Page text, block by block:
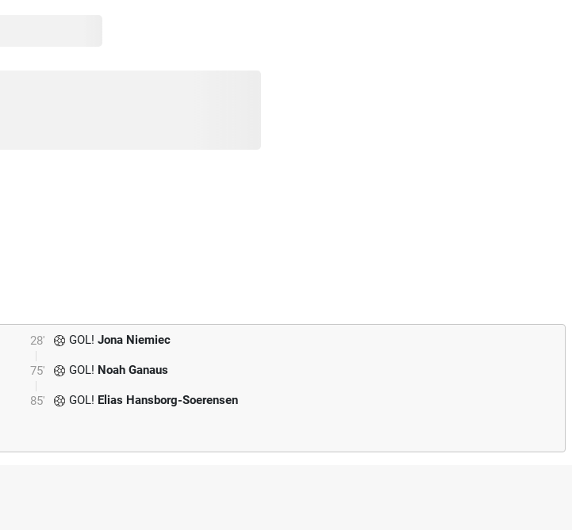
28' GOL! Jona Niemiec
75' GOL! Noah Ganaus
85' GOL! Elias Hansborg-Soerensen